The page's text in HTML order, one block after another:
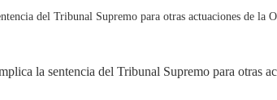
del Tribunal Supremo para otras actuaciones de la